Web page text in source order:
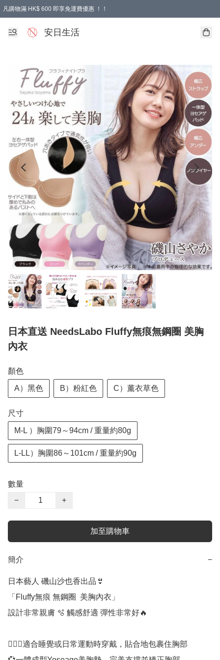
凡購物滿 HK$ 600 即享免運費優惠 ！！
安日生活
日本直送 NeedsLabo Fluffy無痕無鋼圈 美胸
內衣
顏色
A）黑色 B）粉紅色 C）薰衣草色
尺寸
M-L ）胸圍79～94cm / 重量約80g
L-LL）胸圍86～101cm / 重量約90g
數量
−
+
加至購物車
簡介 −
日本藝人 磯山沙也香出品👙
「Fluffy無痕 無鋼圈  美胸內衣」
設計非常親膚 🫧 觸感舒適 彈性非常好🔥
🧘🏻‍♀️適合睡覺或日常運動時穿戴，貼合地包裹住胸部